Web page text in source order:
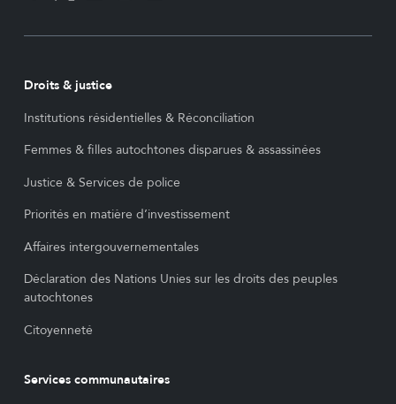
Droits & justice
Institutions résidentielles & Réconciliation
Femmes & filles autochtones disparues & assassinées
Justice & Services de police
Priorités en matière d’investissement
Affaires intergouvernementales
Déclaration des Nations Unies sur les droits des peuples
autochtones
Citoyenneté
Services communautaires